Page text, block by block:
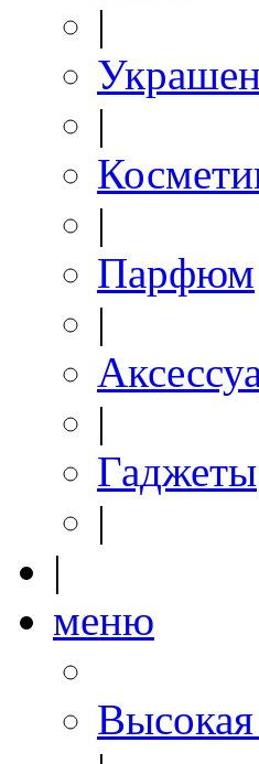
|
|
|
Парфюм
|
|
Гаджеты
|
|
меню